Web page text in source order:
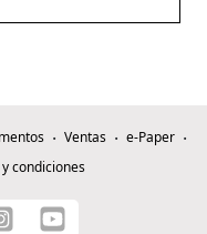
Ventas
e-Paper
condiciones